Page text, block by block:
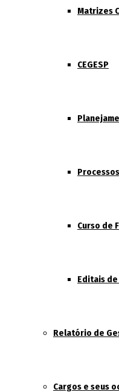
Matrizes
CEGESP
Curso de
Editais de
Relatório de
Cargos e seus